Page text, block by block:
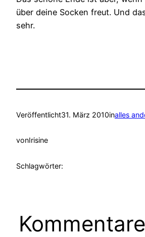
über deine Socken freut. Und
sehr.
Veröffentlicht31. März 2010inalles
vonIrisine
Schlagwörter:
Kommentare